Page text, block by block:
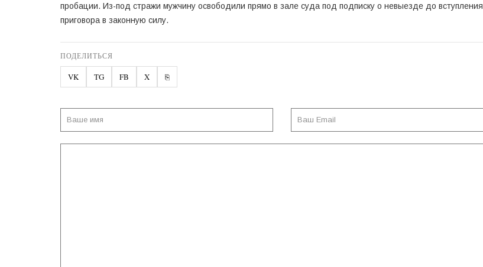
пробации. Из-под стражи мужчину освободили прямо в зале суда под подписку о невыезде до вступления
приговора в законную силу.
ПОДЕЛИТЬСЯ
VK TG FB X ⎘